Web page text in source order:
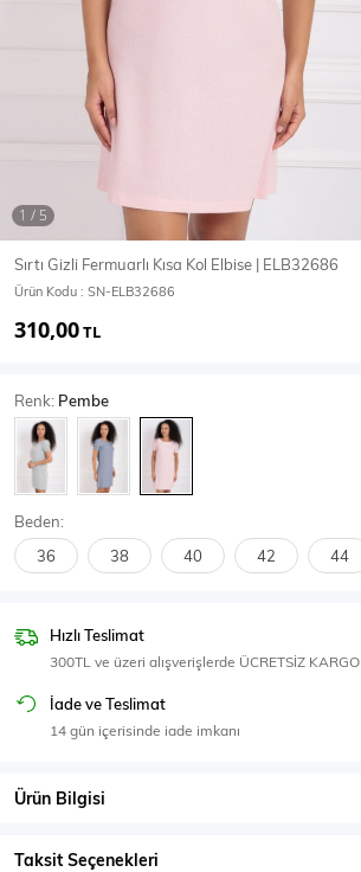
Ceket
T-SHİRT & BLUZ
T-Shirt
Body
SPOR GİYİM
Eşofman Üstü
Sırtı Gizli Fermuarlı Kısa Kol Elbise | ELB32686
Ürün Kodu : SN-ELB32686
310,00TL
Renk: Pembe
Beden:
36 38 40 42 44
Hızlı Teslimat
300TL ve üzeri alışverişlerde ÜCRETSİZ KARGO
İade ve Teslimat
14 gün içerisinde iade imkanı
Ürün Bilgisi
Taksit Seçenekleri